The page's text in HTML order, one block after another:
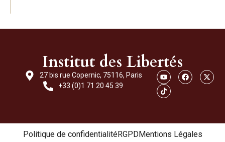
Institut des Libertés
27 bis rue Copernic, 75116, Paris
+33 (0)1 71 20 45 39
Politique de confidentialitéRGPDMentions Légales